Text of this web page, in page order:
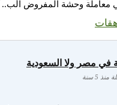
معاملة وحشة المفروض الب..
في مصر ولا السعودية
5 سنة